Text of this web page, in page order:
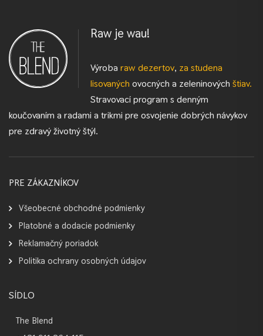
Raw je wau!
Výroba raw dezertov, za studena
lisovaných ovocných a zeleninových štiav.
Stravovací program s denným
koučovaním a radami a trikmi pre osvojenie dobrých návykov
pre zdravý životný štýl.
PRE ZÁKAZNÍKOV
Všeobecné obchodné podmienky
Platobné a dodacie podmienky
Reklamačný poriadok
Politika ochrany osobných údajov
SÍDLO
The Blend